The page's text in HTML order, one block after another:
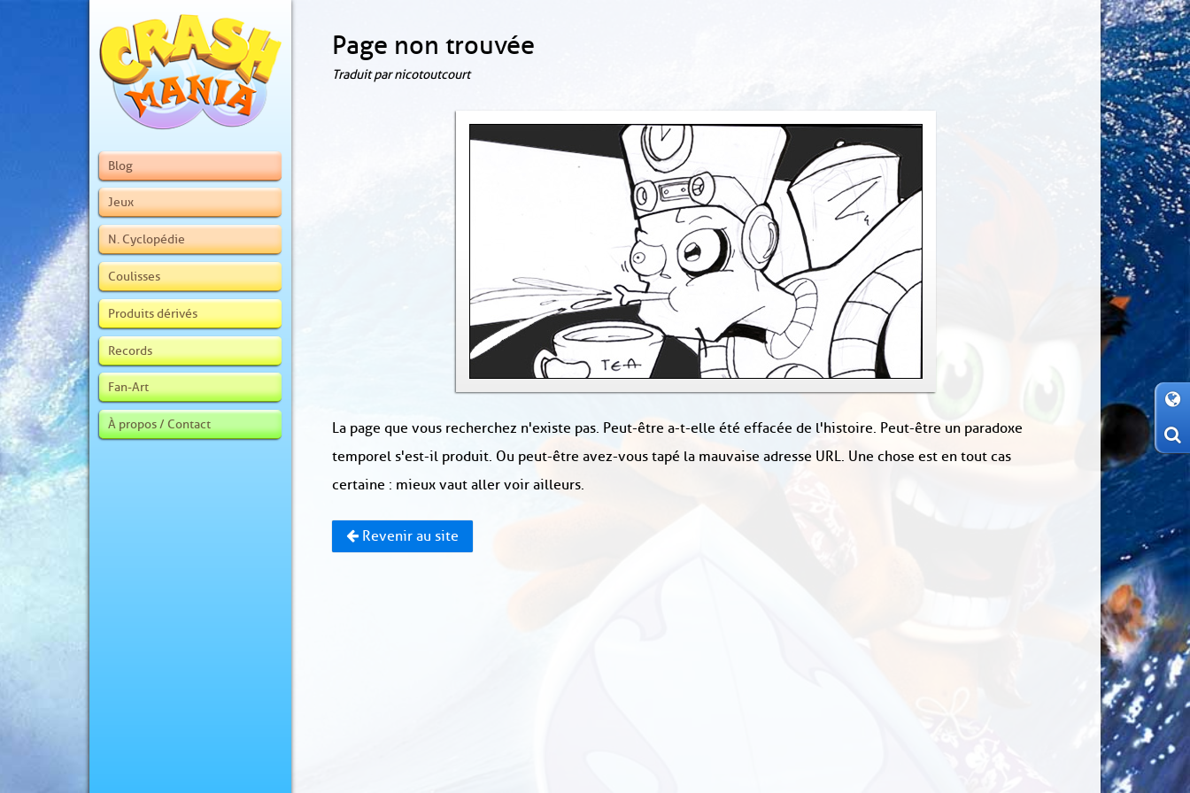
Blog
Jeux
N. Cyclopédie
Coulisses
Produits dérivés
Records
Fan-Art
À propos / Contact
Page non trouvée
Traduit par nicotoutcourt
La page que vous recherchez n'existe pas. Peut-être a-t-elle été effacée de l'histoire. Peut-être un paradoxe
temporel s'est-il produit. Ou peut-être avez-vous tapé la mauvaise adresse URL. Une chose est en tout cas
certaine : mieux vaut aller voir ailleurs.
Revenir au site